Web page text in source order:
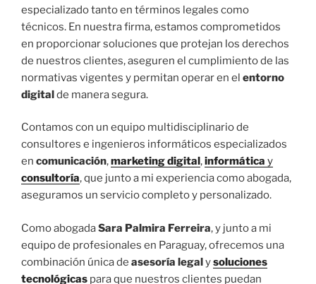
especializado tanto en términos legales como
técnicos. En nuestra firma, estamos comprometidos
en proporcionar soluciones que protejan los derechos
de nuestros clientes, aseguren el cumplimiento de las
normativas vigentes y permitan operar en el entorno
digitalde manera segura.
Contamos con un equipo multidisciplinario de
consultores e ingenieros informáticos especializados
en comunicación,marketing digital ,informática y
consultoría, que junto a mi experiencia como abogada,
aseguramos un servicio completo y personalizado.
Como abogadaSara Palmira Ferreira, y junto a mi
equipo de profesionales en Paraguay, ofrecemos una
combinación única de asesoría legalysoluciones
tecnológicas para que nuestros clientes puedan